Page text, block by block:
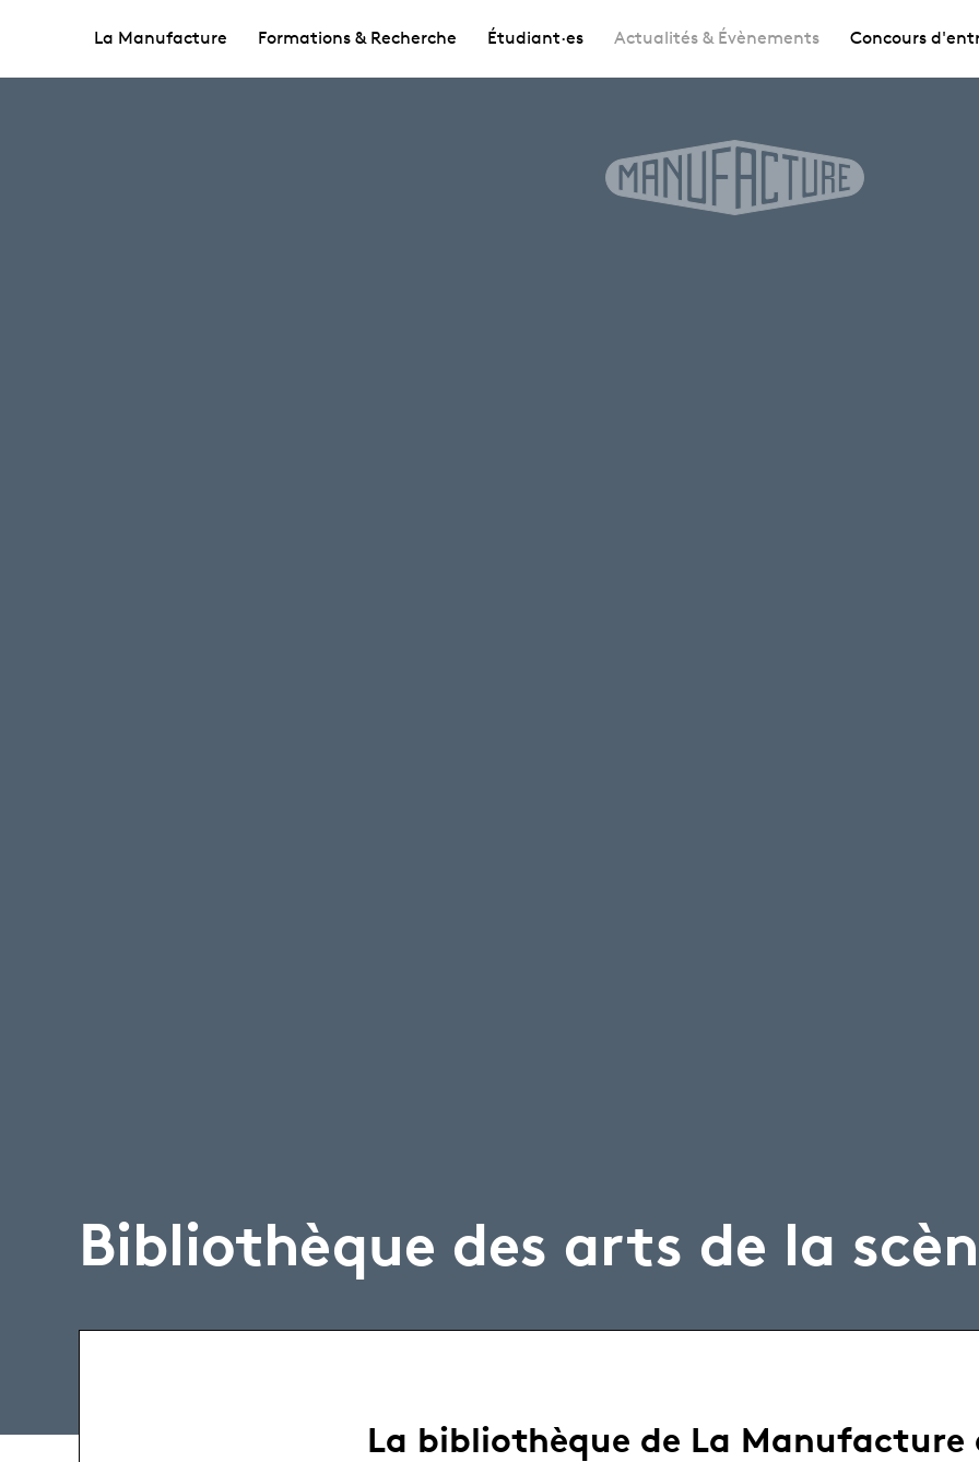
La Manufacture Formations & Recherche Étudiant·es Actualités & Évènements Concours
Bibliothèque des arts de la
La bibliothèque de La Manufacture